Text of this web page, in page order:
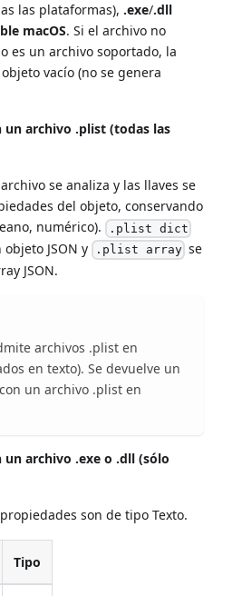
las plataformas),.exe/.dll
macOS. Si el archivo no
es un archivo soportado, la
vacío (no se genera
archivo .plist (todas las
se analiza y las llaves se
del objeto, conservando
numérico). .plist dict
objeto JSON y .plist array se
JSON.
archivos .plist en
en texto). Se devuelve un
un archivo .plist en
archivo .exe o .dll (sólo
son de tipo Texto.
Tipo